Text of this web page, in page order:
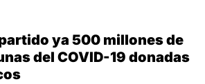
ya 500 millones de
del COVID-19 donadas